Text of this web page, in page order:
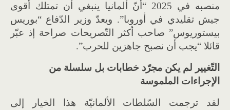
منصبه في 2025 “أنّ ألمانيا ينبغي أن تمتلك أقوى
جيش تقليدي في أوروبا”. ويعدّ وزير الدّفاع “بوريس
بيستوريوس” صاحب أكثر التّصريحات صراحة إذ عبّر
قائلا “يجب أن نصبح جاهزين للحرب”.
التّغيير لم يكن مجرّد خطابات بل سلسلة من
الإجراءات الملموسة
لقد ترجمت السّلطات الألمانيّة هذا الخيار إلى